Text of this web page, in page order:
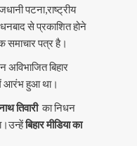
पटना,राष्ट्रीय
से प्रकाशित होने
समाचार पत्र है।
अविभाजित बिहार
आरंभ हुआ था।
तिवारीका निधन
बिहार मीडिया का